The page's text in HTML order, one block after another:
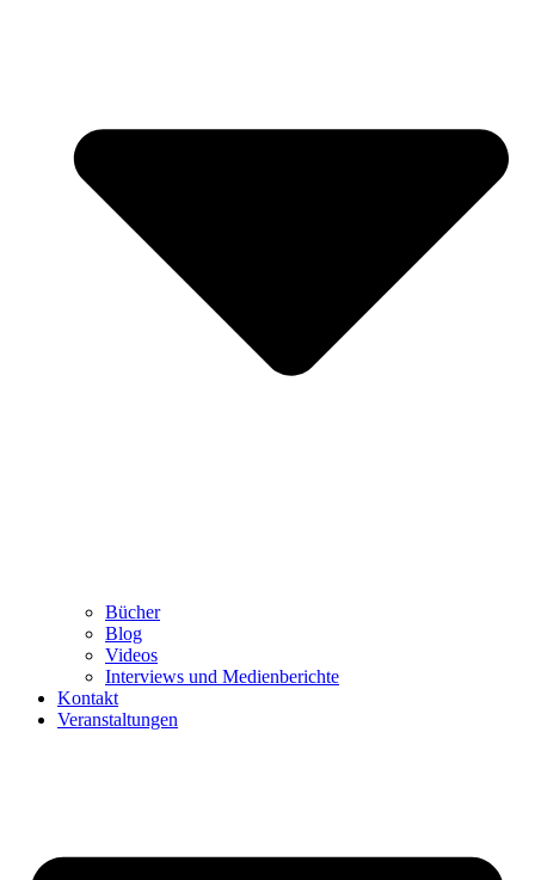
Bücher
Blog
Videos
Interviews und Medienberichte
Kontakt
Veranstaltungen